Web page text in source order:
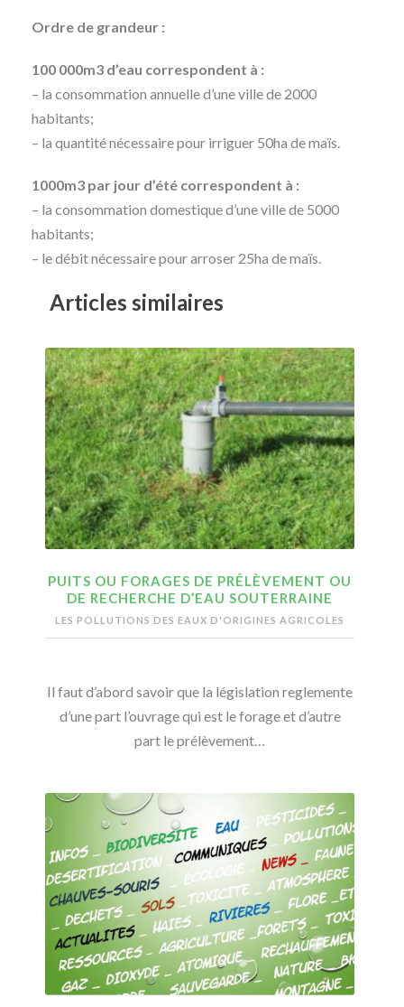
Ordre de grandeur :
100 000m3 d’eau correspondent à :
– la consommation annuelle d’une ville de 2000
habitants;
– la quantité nécessaire pour irriguer 50ha de maïs.
1000m3 par jour d’été correspondent à :
– la consommation domestique d’une ville de 5000
habitants;
– le débit nécessaire pour arroser 25ha de maïs.
Articles similaires
PUITS OU FORAGES DE PRÉLÈVEMENT OU
DE RECHERCHE D’EAU SOUTERRAINE
LES POLLUTIONS DES EAUX D'ORIGINES AGRICOLES
Il faut d’abord savoir que la législation reglemente
d’une part l’ouvrage qui est le forage et d’autre
part le prélèvement…